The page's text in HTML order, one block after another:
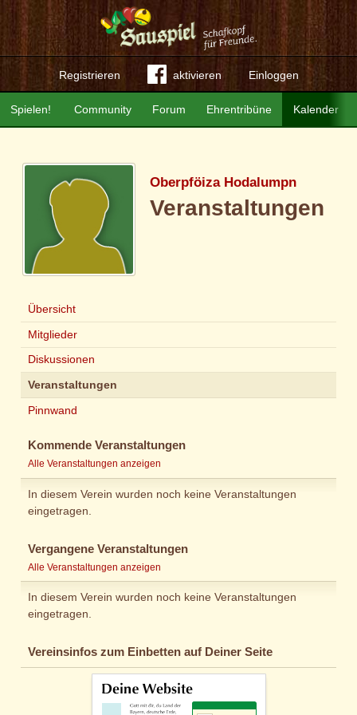
Registrieren aktivieren Einloggen
Community Forum Ehrentribüne Kalender
Spielen!
Oberpföiza Hodalumpn
Veranstaltungen
Übersicht
Mitglieder
Diskussionen
Veranstaltungen
Pinnwand
Kommende Veranstaltungen
Alle Veranstaltungen anzeigen
In diesem Verein wurden noch keine Veranstaltungen
eingetragen.
Vergangene Veranstaltungen
Alle Veranstaltungen anzeigen
In diesem Verein wurden noch keine Veranstaltungen
eingetragen.
Vereinsinfos zum Einbetten auf Deiner Seite